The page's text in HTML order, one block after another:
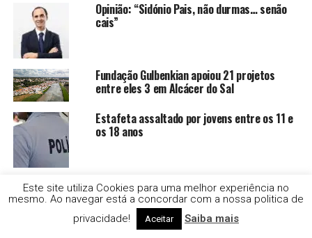
Opinião: “Sidónio Pais, não durmas… senão
cais”
Fundação Gulbenkian apoiou 21 projetos
entre eles 3 em Alcácer do Sal
Estafeta assaltado por jovens entre os 11 e
os 18 anos
Droga e alcool no Festival Músicas do Mundo,
em Sines
Este site utiliza Cookies para uma melhor experiência no
mesmo. Ao navegar está a concordar com a nossa politica de
privacidade!
Aceitar Saiba mais